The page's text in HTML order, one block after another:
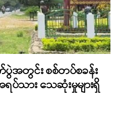
တွင်း စစ်တပ်စခန်း
သား သေဆုံးမှုများရှိ